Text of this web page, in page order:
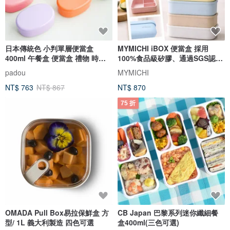
日本傳統色 小判單層便當盒
400ml 午餐盒 便當盒 禮物 時尚
學校
padou
NT$ 763 NT$ 867
MYMICHI iBOX 便當盒 採用
100%食品級矽膠、通過SGS認證
安心使用
MYMICHI
NT$ 870
OMADA Pull Box易拉保鮮盒 方
型/ 1L 義大利製造 四色可選
75 折
CB Japan 巴黎系列迷你纖細餐
盒400ml(三色可選)